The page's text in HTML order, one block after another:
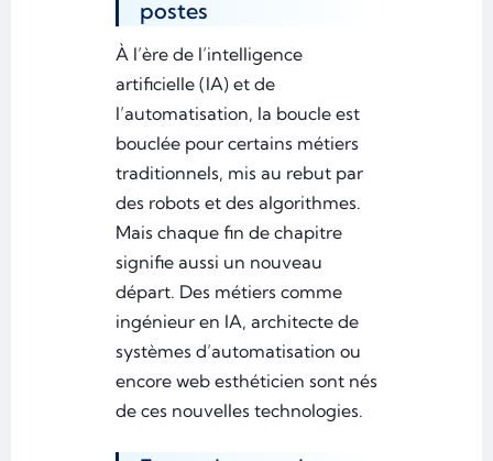
postes
À l’ère de l’intelligence
artificielle (IA) et de
l’automatisation, la boucle est
bouclée pour certains métiers
traditionnels, mis au rebut par
des robots et des algorithmes.
Mais chaque fin de chapitre
signifie aussi un nouveau
départ. Des métiers comme
ingénieur en IA, architecte de
systèmes d’automatisation ou
encore web esthéticien sont nés
de ces nouvelles technologies.